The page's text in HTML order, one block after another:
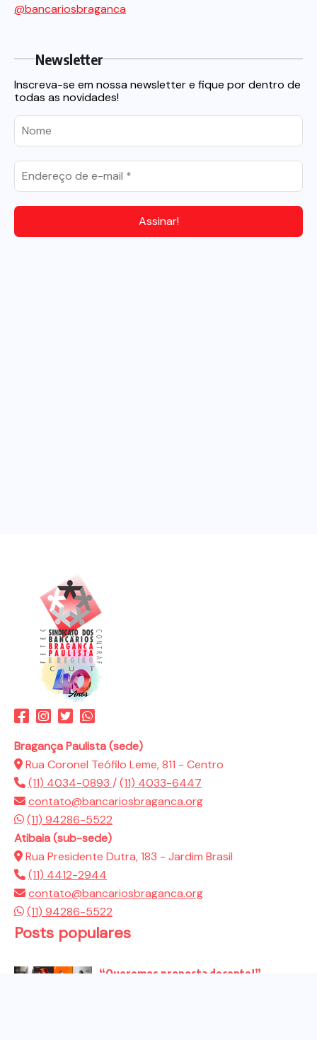
@bancariosbraganca
Newsletter
Inscreva-se em nossa newsletter e fique por dentro de
todas as novidades!
Bragança Paulista (sede)
Rua Coronel Teófilo Leme, 811 - Centro
(11) 4034-0893 /(11) 4033-6447
contato@bancariosbraganca.org
(11) 94286-5522
Atibaia (sub-sede)
Rua Presidente Dutra, 183 - Jardim Brasil
(11) 4412-2944
contato@bancariosbraganca.org
(11) 94286-5522
Posts populares
“Queremos proposta decente!”